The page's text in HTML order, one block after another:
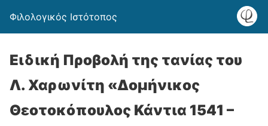
Φιλολογικός Ιστότοπος
Ειδική Προβολή της τανίας του
Λ. Χαρωνίτη «Δομήνικος
Θεοτοκόπουλος Κάντια 1541 –